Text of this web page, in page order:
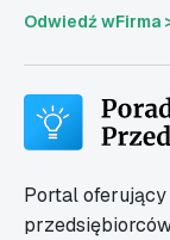
Odwiedź wFirma
Portal